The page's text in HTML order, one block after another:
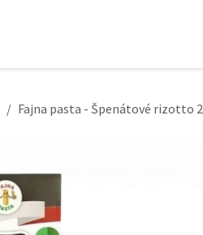
Fajna pasta - Špenátové rizotto